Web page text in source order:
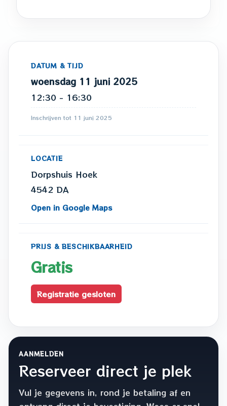
DATUM & TIJD
woensdag 11 juni 2025
12:30 - 16:30
Inschrijven tot 11 juni 2025
LOCATIE
Dorpshuis Hoek
4542 DA
Open in Google Maps
PRIJS & BESCHIKBAARHEID
Gratis
Registratie gesloten
AANMELDEN
Reserveer direct je plek
Vul je gegevens in, rond je betaling af en